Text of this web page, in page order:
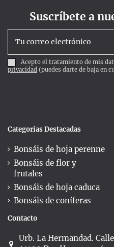
Suscríbete a
Acepto el tratamiento de mis
privacidad (puedes darte de baja en
Categorías Destacadas
Bonsáis de hoja perenne
Bonsáis de flor y
frutales
Bonsáis de hoja caduca
Bonsáis de coníferas
Contacto
Urb. La Hermandad.